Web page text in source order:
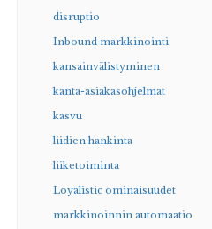
disruptio
Inbound markkinointi
kansainvälistyminen
kanta-asiakasohjelmat
kasvu
liidien hankinta
liiketoiminta
Loyalistic ominaisuudet
markkinoinnin automaatio